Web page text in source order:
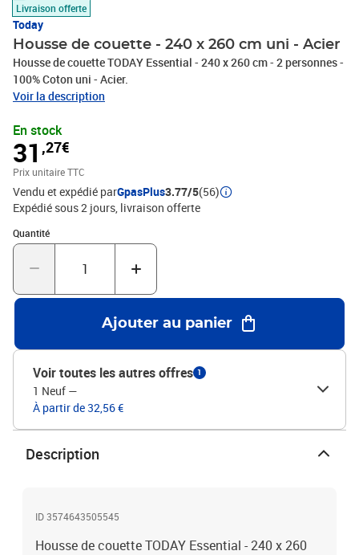
Livraison offerte
Today
Housse de couette - 240 x 260 cm uni - Acier
Housse de couette TODAY Essential - 240 x 260 cm - 2 personnes -
100% Coton uni - Acier.
Voir la description
En stock
31 ,27€
Prix unitaire TTC
Vendu et expédié parGpasPlus3.77/5(56)
Expédié sous 2 jours livraison offerte
Quantité
Quantité : 1
Ajouter au panier
Voir toutes les autres offres 1
1 Neuf —
À partir de 32,56 €
Description
ID 3574643505545
Housse de couette TODAY Essential - 240 x 260